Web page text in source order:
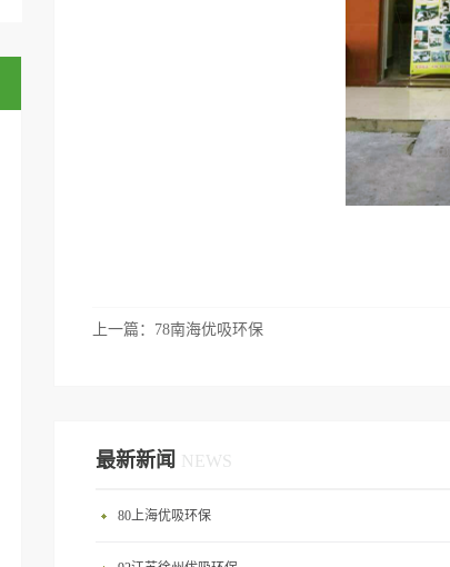
上一篇： 78南海优吸环保
最新新闻 NEWS
80上海优吸环保